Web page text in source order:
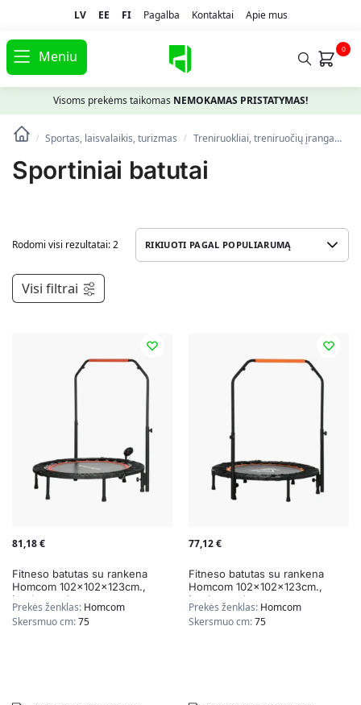
LV EE FI Pagalba Kontaktai Apie mus
Meniu 0
Visoms prekėms taikomas NEMOKAMAS PRISTATYMAS!
/ Sportas, laisvalaikis, turizmas / Treniruokliai, treniruočių įranga
Sportiniai batutai
Rodomi visi rezultatai: 2
Visi filtrai
81,18€
Fitneso batutas su rankena
Homcom 102x102x123cm.,
juodos spalvos
Prekės ženklas: Homcom
Skersmuo cm:75
77,12€
Fitneso batutas su rankena
Homcom 102x102x123cm.,
juodos spalvos
Prekės ženklas: Homcom
Skersmuo cm:75